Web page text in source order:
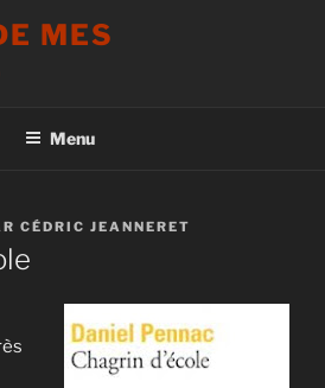
MES
Menu
CÉDRIC JEANNERET